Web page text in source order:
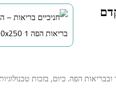
הפה. כיום, בזכות